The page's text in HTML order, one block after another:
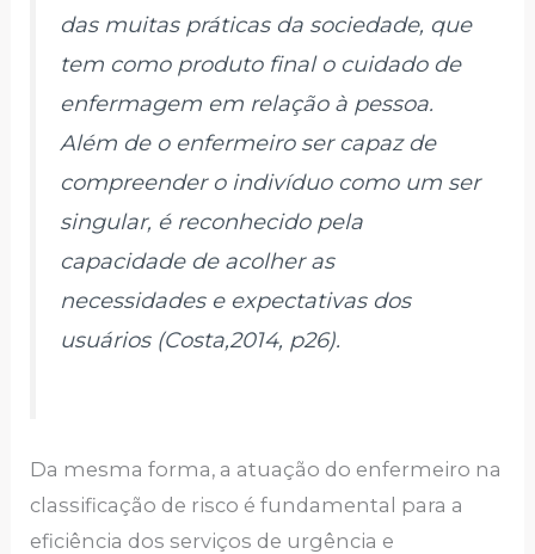
das muitas práticas da sociedade, que
tem como produto final o cuidado de
enfermagem em relação à pessoa.
Além de o enfermeiro ser capaz de
compreender o indivíduo como um ser
singular, é reconhecido pela
capacidade de acolher as
necessidades e expectativas dos
usuários (Costa,2014, p26).
Da mesma forma, a atuação do enfermeiro na
classificação de risco é fundamental para a
eficiência dos serviços de urgência e